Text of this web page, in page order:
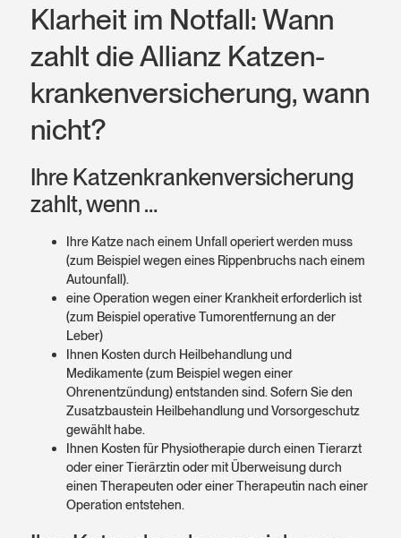
Klarheit im Notfall: Wann
zahlt die Allianz Katzen­
kranken­versicherung, wann
nicht?
Ihre Katzen­kranken­versicherung
zahlt, wenn …
Ihre Katze nach einem Unfall operiert werden muss
(zum Beispiel wegen eines Rippenbruchs nach einem
Autounfall).
eine Operation wegen einer Krankheit erforderlich ist
(zum Beispiel operative Tumorentfernung an der
Leber)
Ihnen Kosten durch Heilbehandlung und
Medikamente (zum Beispiel wegen einer
Ohrenentzündung) entstanden sind. Sofern Sie den
Zusatzbaustein Heilbehandlung und Vorsorgeschutz
gewählt habe.
Ihnen Kosten für Physiotherapie durch einen Tierarzt
oder einer Tierärztin oder mit Überweisung durch
einen Therapeuten oder einer Therapeutin nach einer
Operation entstehen.